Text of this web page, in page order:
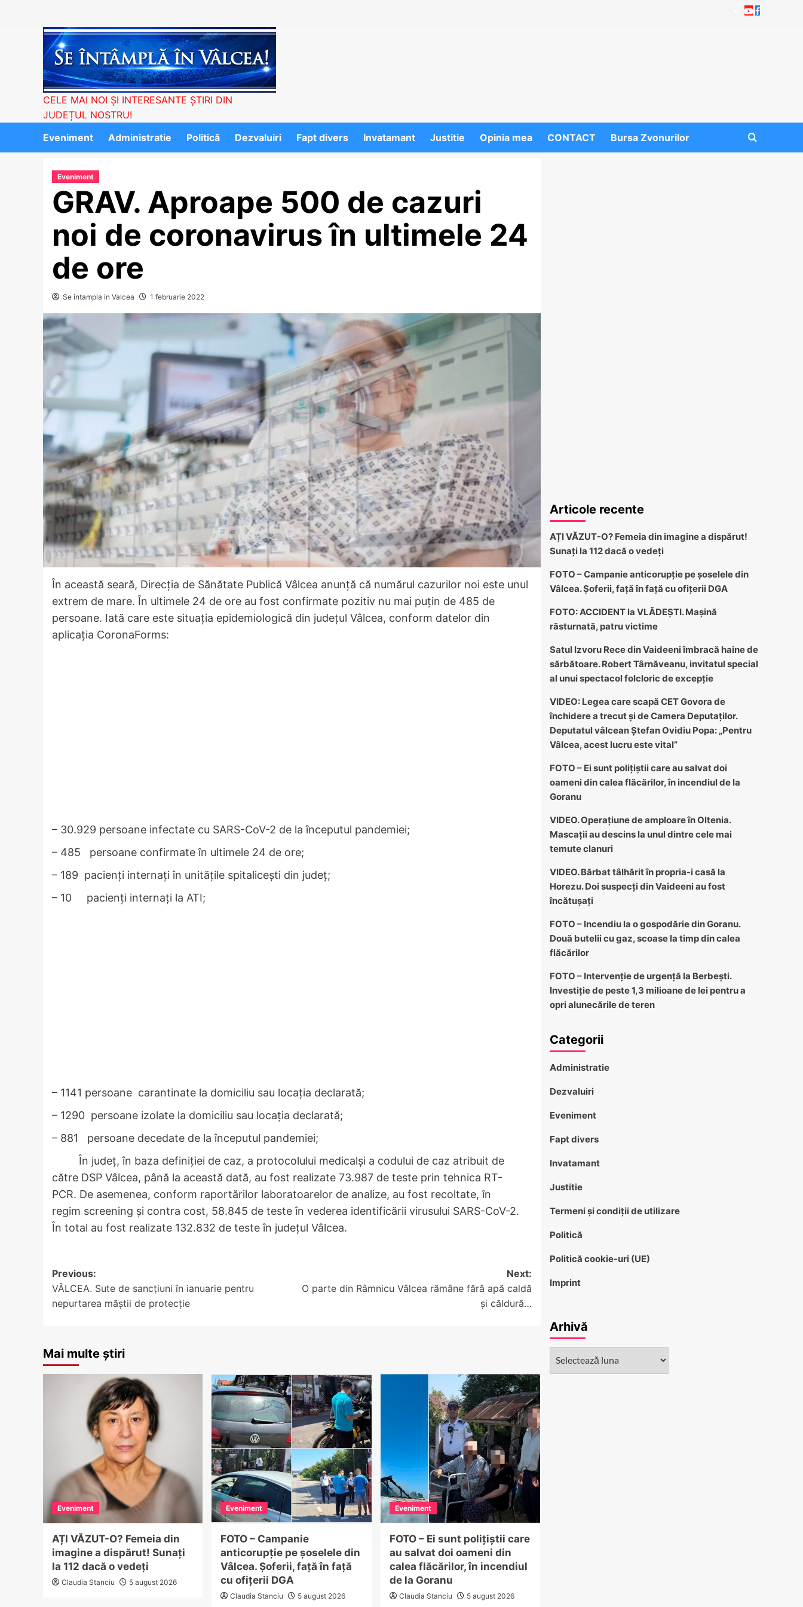
Youtube
Facebook
CELE MAI NOI ȘI INTERESANTE ȘTIRI DIN
JUDEȚUL NOSTRU!
Eveniment
Administratie Politică Dezvaluiri Fapt divers Invatamant Justitie Opinia mea CONTACT Bursa Zvonurilor
Eveniment
GRAV. Aproape 500 de cazuri
noi de coronavirus în ultimele 24
de ore
Se intampla in Valcea 1 februarie 2022
În această seară, Direcția de Sănătate Publică Vâlcea anunță că numărul cazurilor noi este unul
extrem de mare. În ultimele 24 de ore au fost confirmate pozitiv nu mai puțin de 485 de
persoane. Iată care este situația epidemiologică din județul Vâlcea, conform datelor din
aplicația CoronaForms:
– 30.929 persoane infectate cu SARS-CoV-2 de la începutul pandemiei;
– 485 persoane confirmate în ultimele 24 de ore;
– 189 pacienți internați în unitățile spitalicești din județ;
– 10 pacienți internați la ATI;
– 1141 persoane carantinate la domiciliu sau locația declarată;
– 1290 persoane izolate la domiciliu sau locația declarată;
– 881 persoane decedate de la începutul pandemiei;
În județ, în baza definiției de caz, a protocolului medicalși a codului de caz atribuit de
către DSP Vâlcea, până la această dată, au fost realizate 73.987 de teste prin tehnica RT-
PCR. De asemenea, conform raportărilor laboratoarelor de analize, au fost recoltate, în
regim screening și contra cost, 58.845 de teste în vederea identificării virusului SARS-CoV-2.
În total au fost realizate 132.832 de teste în județul Vâlcea.
Post
navigation
Previous:
VÂLCEA. Sute de sancțiuni în ianuarie pentru
nepurtarea măștii de protecție
Next:
O parte din Râmnicu Vâlcea rămâne fără apă caldă
și căldură…
Mai multe știri
Eveniment
AȚI VĂZUT-O? Femeia din
imagine a dispărut! Sunați
la 112 dacă o vedeți
Claudia Stanciu 5 august 2026
Eveniment
FOTO – Campanie
anticorupție pe șoselele din
Vâlcea. Șoferii, față în față
cu ofițerii DGA
Claudia Stanciu 5 august 2026
Eveniment
FOTO – Ei sunt polițiștii care
au salvat doi oameni din
calea flăcărilor, în incendiul
de la Goranu
Claudia Stanciu 5 august 2026
Articole recente
AȚI VĂZUT-O? Femeia din imagine a dispărut!
Sunați la 112 dacă o vedeți
FOTO – Campanie anticorupție pe șoselele din
Vâlcea. Șoferii, față în față cu ofițerii DGA
FOTO: ACCIDENT la VLĂDEȘTI. Mașină
răsturnată, patru victime
Satul Izvoru Rece din Vaideeni îmbracă haine de
sărbătoare. Robert Târnăveanu, invitatul special
al unui spectacol folcloric de excepție
VIDEO: Legea care scapă CET Govora de
închidere a trecut și de Camera Deputaților.
Deputatul vâlcean Ștefan Ovidiu Popa: „Pentru
Vâlcea, acest lucru este vital”
FOTO – Ei sunt polițiștii care au salvat doi
oameni din calea flăcărilor, în incendiul de la
Goranu
VIDEO. Operațiune de amploare în Oltenia.
Mascații au descins la unul dintre cele mai
temute clanuri
VIDEO. Bărbat tâlhărit în propria-i casă la
Horezu. Doi suspecți din Vaideeni au fost
încătușați
FOTO – Incendiu la o gospodărie din Goranu.
Două butelii cu gaz, scoase la timp din calea
flăcărilor
FOTO – Intervenție de urgență la Berbești.
Investiție de peste 1,3 milioane de lei pentru a
opri alunecările de teren
Categorii
Administratie
Dezvaluiri
Eveniment
Fapt divers
Invatamant
Justitie
Termeni și condiții de utilizare
Politică
Politică cookie-uri (UE)
Imprint
Arhivă